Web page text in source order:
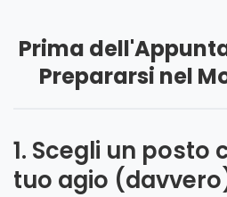
Prima
Prepararsi nel
1. Scegli un posto
tuo agio